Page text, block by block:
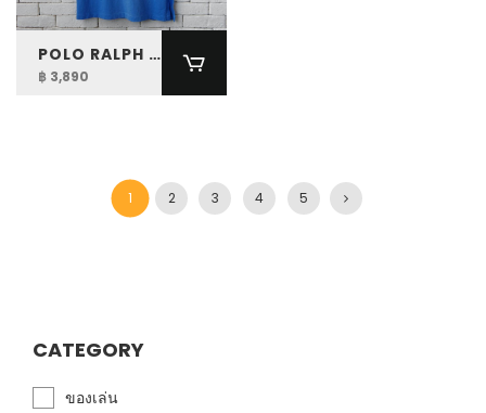
POLO RALPH LAUREN WOMEN COTTON CREWNECK POCKET TEE DRESS
฿ 3,890
1 2 3 4 5
CATEGORY
ของเล่น